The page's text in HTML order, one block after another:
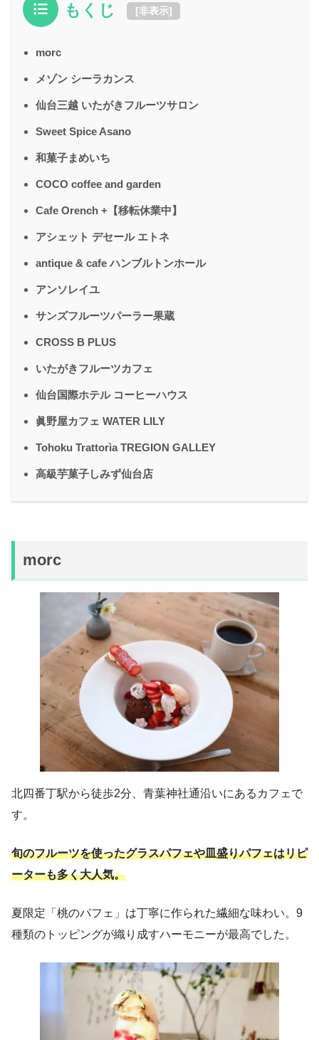
もくじ [非表示]
morc
メゾン シーラカンス
仙台三越 いたがきフルーツサロン
Sweet Spice Asano
和菓子まめいち
COCO coffee and garden
Cafe Orench +【移転休業中】
アシェット デセール エトネ
antique & cafe ハンブルトンホール
アンソレイユ
サンズフルーツパーラー果蔵
CROSS B PLUS
いたがきフルーツカフェ
仙台国際ホテル コーヒーハウス
眞野屋カフェ WATER LILY
Tohoku Trattorìa TREGION GALLEY
高級芋菓子しみず仙台店
morc
北四番丁駅から徒歩2分、青葉神社通沿いにあるカフェで
す。
旬のフルーツを使ったグラスパフェや皿盛りパフェはリピ
ーターも多く大人気。
夏限定「桃のパフェ」は丁寧に作られた繊細な味わい。9
種類のトッピングが織り成すハーモニーが最高でした。